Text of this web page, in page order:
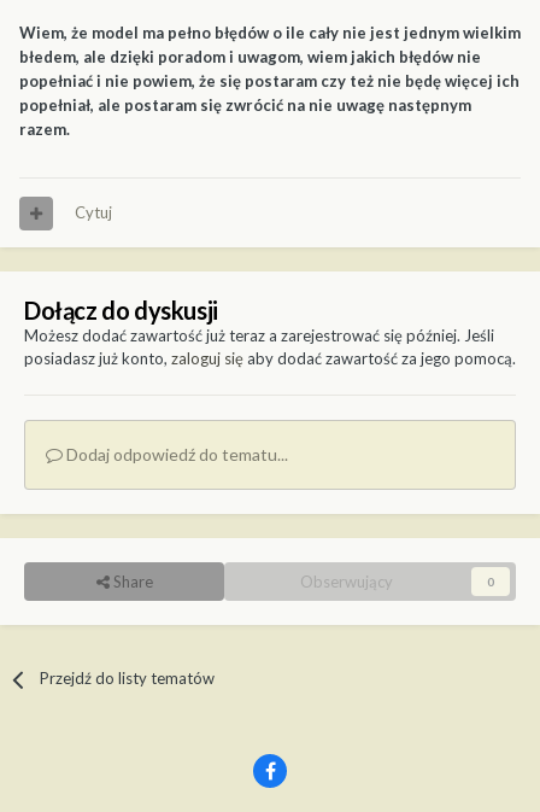
Wiem, że model ma pełno błędów o ile cały nie jest jednym wielkim
błedem, ale dzięki poradom i uwagom, wiem jakich błędów nie
popełniać i nie powiem, że się postaram czy też nie będę więcej ich
popełniał, ale postaram się zwrócić na nie uwagę następnym
razem.
Cytuj
Dołącz do dyskusji
Możesz dodać zawartość już teraz a zarejestrować się później. Jeśli
posiadasz już konto, zaloguj sięaby dodać zawartość za jego pomocą.
Dodaj odpowiedź do tematu...
Share Obserwujący 0
Przejdź do listy tematów